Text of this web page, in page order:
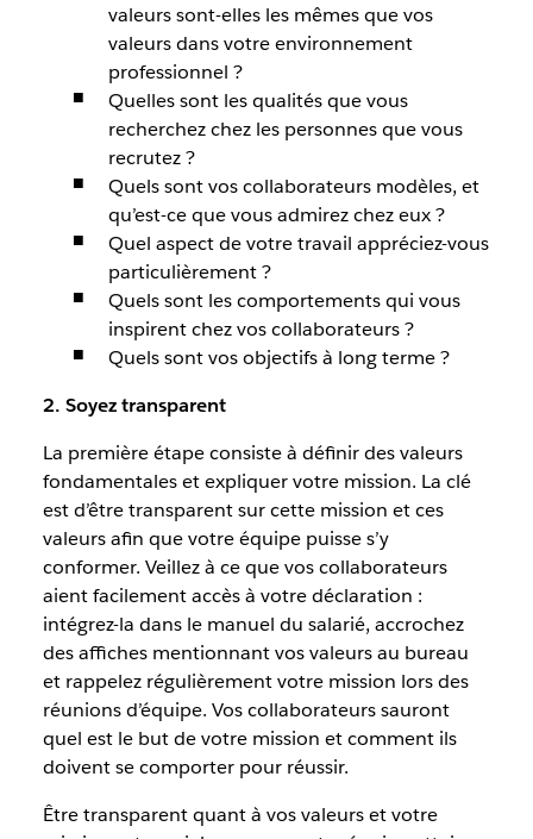
valeurs sont-elles les mêmes que vos
valeurs dans votre environnement
professionnel ?
Quelles sont les qualités que vous
recherchez chez les personnes que vous
recrutez ?
Quels sont vos collaborateurs modèles, et
qu’est-ce que vous admirez chez eux ?
Quel aspect de votre travail appréciez-vous
particulièrement ?
Quels sont les comportements qui vous
inspirent chez vos collaborateurs ?
Quels sont vos objectifs à long terme ?
2. Soyez transparent
La première étape consiste à définir des valeurs
fondamentales et expliquer votre mission. La clé
est d’être transparent sur cette mission et ces
valeurs afin que votre équipe puisse s’y
conformer. Veillez à ce que vos collaborateurs
aient facilement accès à votre déclaration :
intégrez-la dans le manuel du salarié, accrochez
des affiches mentionnant vos valeurs au bureau
et rappelez régulièrement votre mission lors des
réunions d’équipe. Vos collaborateurs sauront
quel est le but de votre mission et comment ils
doivent se comporter pour réussir.
Être transparent quant à vos valeurs et votre